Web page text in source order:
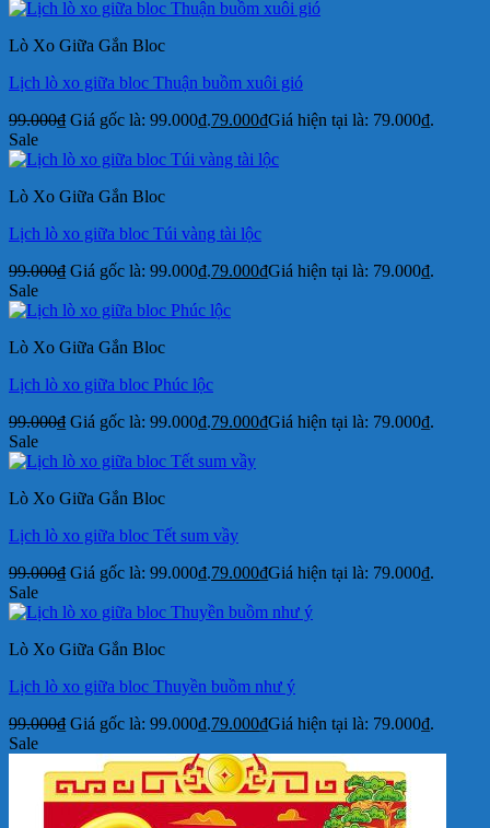
Lò Xo Giữa Gắn Bloc
Lịch lò xo giữa bloc Thuận buồm xuôi gió
99.000₫ Giá gốc là: 99.000₫.79.000₫Giá hiện tại là: 79.000₫.
Sale
Lò Xo Giữa Gắn Bloc
Lịch lò xo giữa bloc Túi vàng tài lộc
99.000₫ Giá gốc là: 99.000₫.79.000₫Giá hiện tại là: 79.000₫.
Sale
Lò Xo Giữa Gắn Bloc
Lịch lò xo giữa bloc Phúc lộc
99.000₫ Giá gốc là: 99.000₫.79.000₫Giá hiện tại là: 79.000₫.
Sale
Lò Xo Giữa Gắn Bloc
Lịch lò xo giữa bloc Tết sum vầy
99.000₫ Giá gốc là: 99.000₫.79.000₫Giá hiện tại là: 79.000₫.
Sale
Lò Xo Giữa Gắn Bloc
Lịch lò xo giữa bloc Thuyền buồm như ý
99.000₫ Giá gốc là: 99.000₫.79.000₫Giá hiện tại là: 79.000₫.
Sale